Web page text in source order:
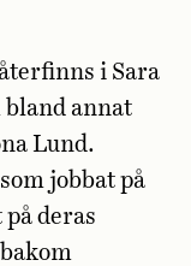
i Sara
bland annat
Lund.
jobbat på
deras